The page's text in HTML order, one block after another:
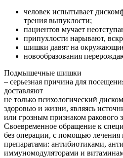
человек испытывает
трения выпуклости;
пациентов мучает
припухлости нарывают,
шишки давят на
новообразования
Подмышечные шишки
– серьезная причина для
доставляют
не только психологический
здоровью и жизни, являясь
или грозным признаком ракового
Своевременное обращение к
без операции, с помощью
препаратами: антибиотиками,
иммуномодуляторами и